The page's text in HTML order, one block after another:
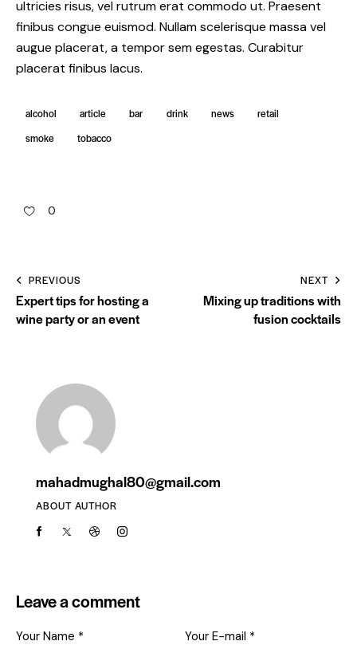
ultricies risus, vel rutrum erat commodo ut. Praesent
finibus congue euismod. Nullam scelerisque massa vel
augue placerat, a tempor sem egestas. Curabitur
placerat finibus lacus.
alcohol article bar drink news
retail
smoke
tobacco
0
PREVIOUS
Expert tips for hosting a
wine party or an event
NEXT
Mixing up traditions with
fusion cocktails
mahadmughal80@gmail.com
ABOUT AUTHOR
Leave a comment